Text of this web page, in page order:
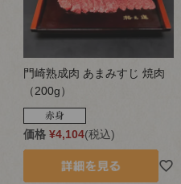
門崎熟成肉 あまみすじ 焼肉
（200g）
価格 ¥4,104 税込